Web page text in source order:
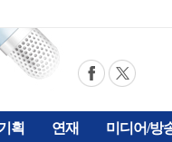
획 연재 미디어/방